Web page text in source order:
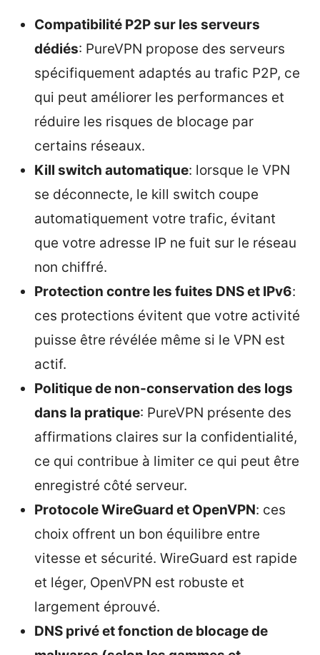
Compatibilité P2P sur les serveurs
dédiés: PureVPN propose des serveurs
spécifiquement adaptés au trafic P2P, ce
qui peut améliorer les performances et
réduire les risques de blocage par
certains réseaux.
Kill switch automatique: lorsque le VPN
se déconnecte, le kill switch coupe
automatiquement votre trafic, évitant
que votre adresse IP ne fuit sur le réseau
non chiffré.
Protection contre les fuites DNS et IPv6:
ces protections évitent que votre activité
puisse être révélée même si le VPN est
actif.
Politique de non-conservation des logs
dans la pratique: PureVPN présente des
affirmations claires sur la confidentialité,
ce qui contribue à limiter ce qui peut être
enregistré côté serveur.
Protocole WireGuard et OpenVPN: ces
choix offrent un bon équilibre entre
vitesse et sécurité. WireGuard est rapide
et léger, OpenVPN est robuste et
largement éprouvé.
DNS privé et fonction de blocage de